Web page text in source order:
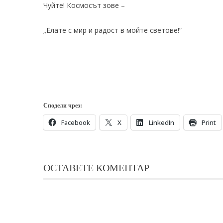
Чуйте! Космосът зове –
„Елате с мир и радост в мойте светове!”
Сподели чрез:
Facebook X LinkedIn Print
ОСТАВЕТЕ КОМЕНТАР